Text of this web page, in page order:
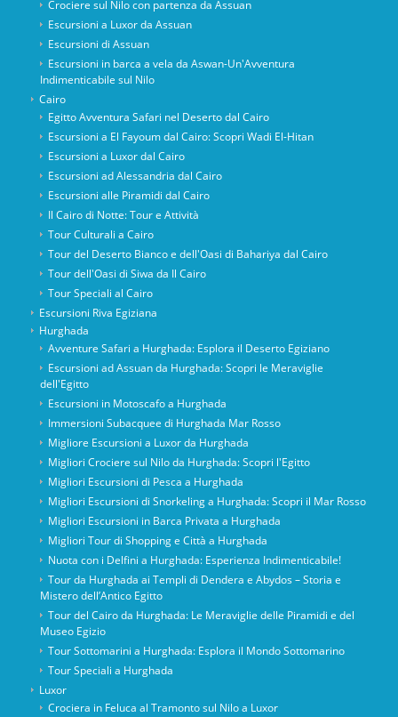
Crociere sul Nilo con partenza da Assuan
Escursioni a Luxor da Assuan
Escursioni di Assuan
Escursioni in barca a vela da Aswan-Un'Avventura
Indimenticabile sul Nilo
Cairo
Egitto Avventura Safari nel Deserto dal Cairo
Escursioni a El Fayoum dal Cairo: Scopri Wadi El-Hitan
Escursioni a Luxor dal Cairo
Escursioni ad Alessandria dal Cairo
Escursioni alle Piramidi dal Cairo
Il Cairo di Notte: Tour e Attività
Tour Culturali a Cairo
Tour del Deserto Bianco e dell'Oasi di Bahariya dal Cairo
Tour dell'Oasi di Siwa da Il Cairo
Tour Speciali al Cairo
Escursioni Riva Egiziana
Hurghada
Avventure Safari a Hurghada: Esplora il Deserto Egiziano
Escursioni ad Assuan da Hurghada: Scopri le Meraviglie
dell'Egitto
Escursioni in Motoscafo a Hurghada
Immersioni Subacquee di Hurghada Mar Rosso
Migliore Escursioni a Luxor da Hurghada
Migliori Crociere sul Nilo da Hurghada: Scopri l'Egitto
Migliori Escursioni di Pesca a Hurghada
Migliori Escursioni di Snorkeling a Hurghada: Scopri il Mar Rosso
Migliori Escursioni in Barca Privata a Hurghada
Migliori Tour di Shopping e Città a Hurghada
Nuota con i Delfini a Hurghada: Esperienza Indimenticabile!
Tour da Hurghada ai Templi di Dendera e Abydos – Storia e
Mistero dell’Antico Egitto
Tour del Cairo da Hurghada: Le Meraviglie delle Piramidi e del
Museo Egizio
Tour Sottomarini a Hurghada: Esplora il Mondo Sottomarino
Tour Speciali a Hurghada
Luxor
Crociera in Feluca al Tramonto sul Nilo a Luxor